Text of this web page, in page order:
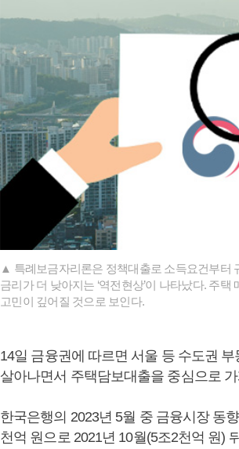
▲ 특례보금자리론은 정책대출로 소득요건부터
금리가 더 낮아지는 ‘역전현상’이 나타났다. 주
고민이 깊어질 것으로 보인다.
14일 금융권에 따르면 서울 등 수도권
살아나면서 주택담보대출을 중심으로
한국은행의 2023년 5월 중 금융시장 동
천억 원으로 2021년 10월(5조2천억 원)